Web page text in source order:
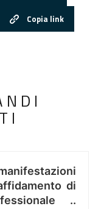
Copia link
di
..